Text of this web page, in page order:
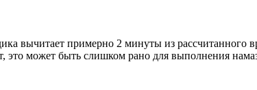
вычитает примерно 2 минуты из рассчитанного
это может быть слишком рано для выполнения